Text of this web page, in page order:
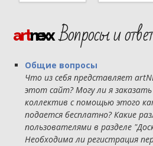
artnexx Вопросы и
Общие вопросы
Что из себя представляет
этот сайт? Могу ли я
коллектив с помощью этого
подается бесплатно? Какие
пользователями в разделе
Необходима ли регистрация